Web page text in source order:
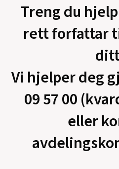
Treng du
rett forfattar
Vi hjelper deg
09 57 00
eller